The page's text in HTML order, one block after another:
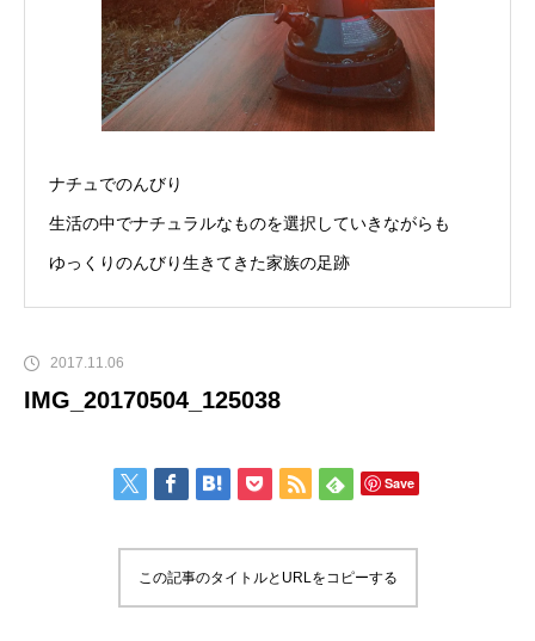
ナチュでのんびり
生活の中でナチュラルなものを選択していきながらも
ゆっくりのんびり生きてきた家族の足跡
2017.11.06
IMG_20170504_125038
Save
この記事のタイトルとURLをコピーする